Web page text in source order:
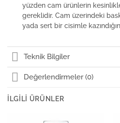
yüzden cam ürünlerin
gereklidir. Cam üzerindeki
yada sert bir cisimle
Teknik Bilgiler
Değerlendirmeler (0)
İLGILI ÜRÜNLER